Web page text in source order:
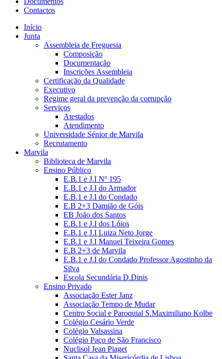
Contactos
Início
Junta
Assembleia de Freguesia
Composição
Documentação
Inscrições Assembleia
Certificação da Qualidade
Executivo
Regime geral da prevenção da corrupção
Serviços
Atestados
Atendimento
Universidade Sénior de Marvila
Recrutamento
Marvila
Biblioteca de Marvila
Ensino Público
E.B.1 e J.I Nº 195
E.B.1 e J.I do Armador
E.B.1 e J.I do Condado
E.B 2+3 Damião de Góis
EB João dos Santos
E.B.1 e J.I dos Lóios
E.B.1 e J.I Luiza Neto Jorge
E.B.1 e J.I Manuel Teixeira Gomes
E.B 2+3 de Marvila
E.B.1 e J.I do Condado Professor Agostinho da
Silva
Escola Secundária D.Dinis
Ensino Privado
Associação Ester Janz
Associação Tempo de Mudar
Centro Social e Paroquial S.Maximiliano Kolbe
Colégio Cesário Verde
Colégio Valsassina
Colégio Paço de São Francisco
Nuclisol Jean Piaget